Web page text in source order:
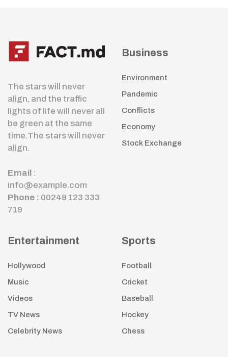
The stars will never
align, and the traffic
lights of life will never all
be green at the same
time.The stars will never
align.
Email :
info@example.com
Phone : 00249 123 333
719
Business
Environment
Pandemic
Conflicts
Economy
Stock Exchange
Entertainment
Hollywood
Music
Videos
TV News
Celebrity News
Sports
Football
Cricket
Baseball
Hockey
Chess